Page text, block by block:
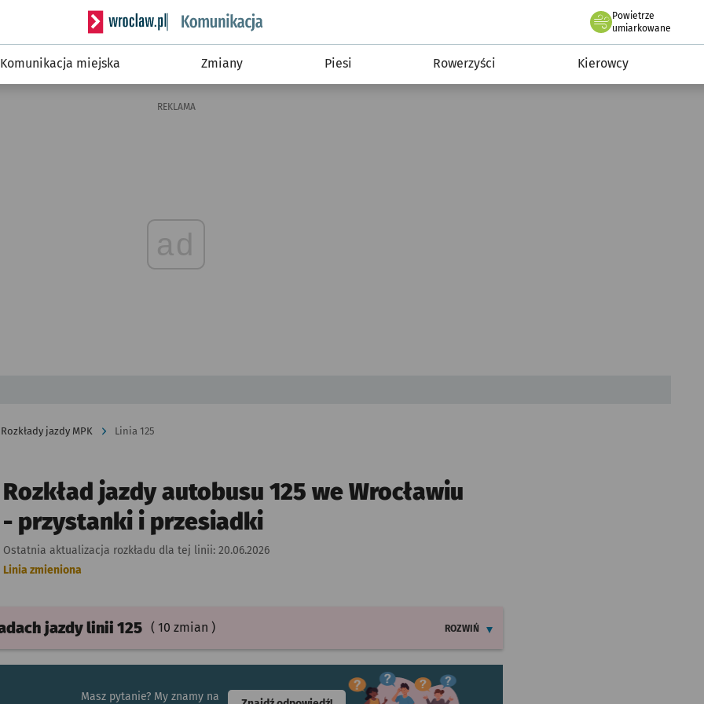
Serwis informacyjny wroclaw.pl podserwis: Komunikacja
Powietrze
we Wrocławiu
umiarkowane
Komunikacja miejska Zmiany Piesi Rowerzyści Kierowcy
REKLAMA
ad
Rozkłady jazdy MPK Linia 125
Rozkład jazdy autobusu 125 we Wrocławiu
- przystanki i przesiadki
Ostatnia aktualizacja rozkładu dla tej linii: 20.06.2026
Linia zmieniona
jazdylinii 125 ( 10 zmian )
ROZWIŃ
Masz pytanie? My znamy na